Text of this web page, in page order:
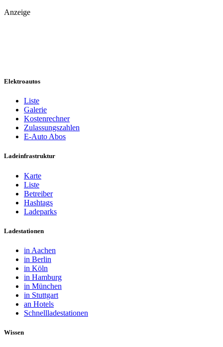
Anzeige
Elektroautos
Liste
Galerie
Kostenrechner
Zulassungszahlen
E-Auto Abos
Ladeinfrastruktur
Karte
Liste
Betreiber
Hashtags
Ladeparks
Ladestationen
in Aachen
in Berlin
in Köln
in Hamburg
in München
in Stuttgart
an Hotels
Schnellladestationen
Wissen